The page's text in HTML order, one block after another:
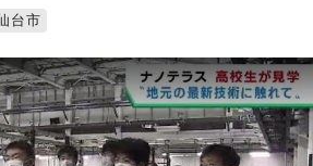
台市